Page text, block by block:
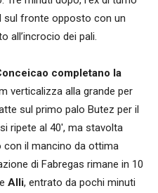
sul fronte opposto con un
all’incrocio dei pali.
completano la
verticalizza alla grande per
sul primo palo Butez per il
ripete al 40′, ma stavolta
con il mancino da ottima
di Fabregas rimane in 10
Alli, entrato da pochi minuti